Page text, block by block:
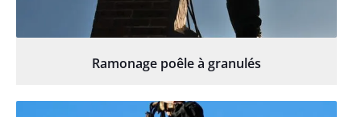
Ramonage poêle à granulés